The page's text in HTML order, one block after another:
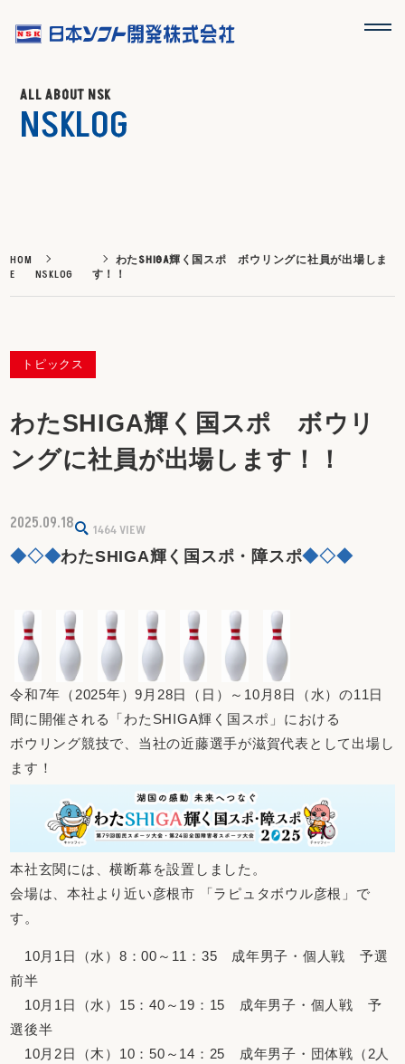
ALL ABOUT NSK
NSKLOG
HOM
E
NSKLOG
わたSHIGA輝く国スポ ボウリングに社員が出場しま
す！！
トピックス
わたSHIGA輝く国スポ ボウリ
ングに社員が出場します！！
2025.09.18 1464VIEW
◆◇◆わたSHIGA輝く国スポ・障スポ◆◇◆
令和7年（2025年）9月28日（日）～10月8日（水）の11日
間に開催される「わたSHIGA輝く国スポ」における
ボウリング競技で、当社の近藤選手が滋賀代表として出場し
ます！
本社玄関には、横断幕を設置しました。
会場は、本社より近い彦根市 「ラピュタボウル彦根」で
す。
10月1日（水）8：00～11：35 成年男子・個人戦 予選
前半
10月1日（水）15：40～19：15 成年男子・個人戦 予
選後半
10月2日（木）10：50～14：25 成年男子・団体戦（2人